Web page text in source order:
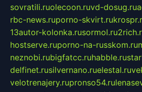
sovratili.ruolecoon.ruvd-dosug.ru
rbc-news.ruporno-skvirt.ru
13autor-kolonka.rusormol.ru
hostserve.ruporno-na-russkom.ru
neznobi.rubigfatcc.ruhabble.ru
delfinet.rusilvernano.ruelestal.ru
velotrenajery.rupronso54.ru